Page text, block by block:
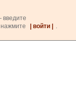
введите
| войти |
.